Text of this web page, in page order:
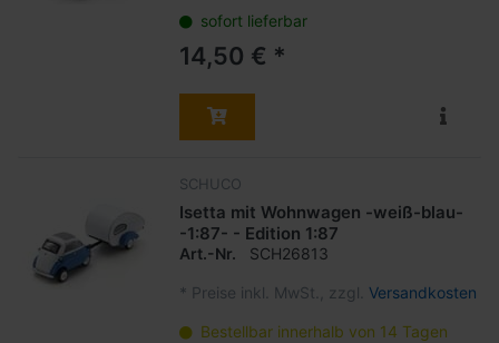
sofort lieferbar
14,50 € *
SCHUCO
Isetta mit Wohnwagen -weiß-blau-
-1:87- - Edition 1:87
Art.-Nr. SCH26813
* Preise inkl. MwSt., zzgl. Versandkosten
Bestellbar innerhalb von 14 Tagen